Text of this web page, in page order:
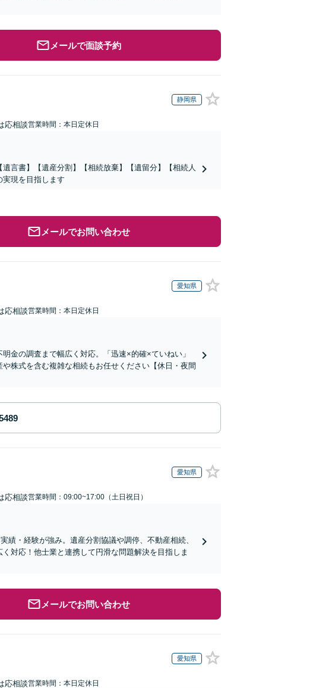
メールで面談予約
静岡県
応相談営業時間：本日定休日
言書】【遺産分割】【相続放棄】【遺留分】【相続人
現を目指します
メールでお問い合わせ
愛知県
応相談営業時間：本日定休日
金の調査まで幅広く対応。「迅速×的確×ていねい」
株式を含む複雑な相続もお任せください【休日・夜間
愛知県
応相談営業時間：09:00~17:00（土日祝日）
績・経験が強み。遺産分割協議や調停、不動産相続、
対応！他士業と連携して円滑な問題解決を目指しま
メールでお問い合わせ
愛知県
応相談営業時間：本日定休日